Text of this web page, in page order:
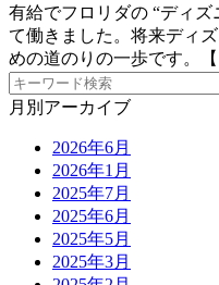
有給でフロリダの “ディ
て働きました。将来ディ
めの道のりの一歩です。
月別アーカイブ
2026年6月
2026年1月
2025年7月
2025年6月
2025年5月
2025年3月